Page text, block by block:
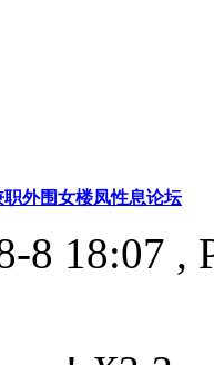
外围女楼凤性息论坛
8 18:07 ,